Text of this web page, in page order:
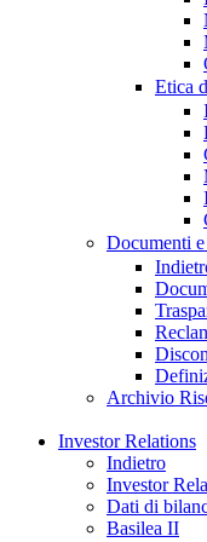
Etica
Documenti
Archivio
Investor Relations
Indietro
Investor
Dati di
Basilea II